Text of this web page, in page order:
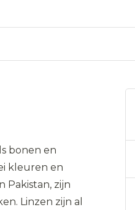
bonen en
kleuren en
Pakistan, zijn
Linzen zijn al